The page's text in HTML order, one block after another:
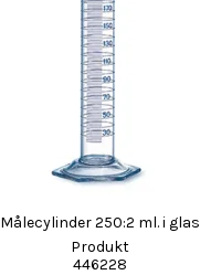
Målecylinder 250:2 ml. i glas
Produkt
446228